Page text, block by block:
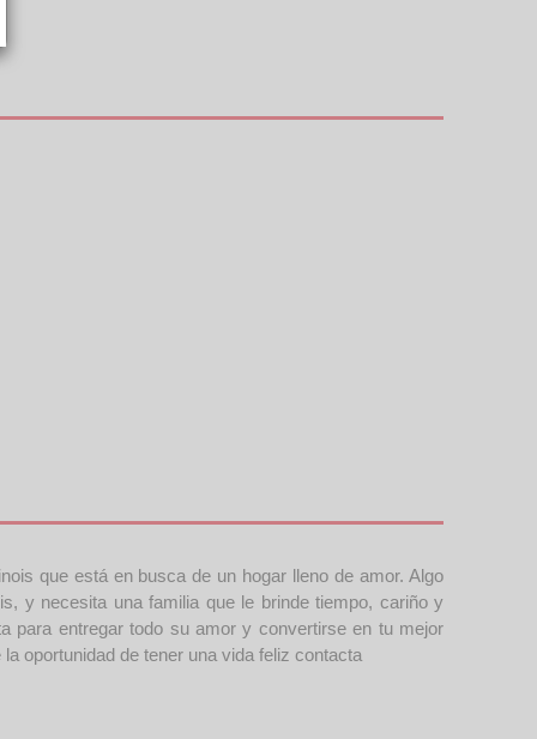
que está en busca de un hogar lleno de amor. Algo
y necesita una familia que le brinde tiempo, cariño y
para entregar todo su amor y convertirse en tu mejor
oportunidad de tener una vida feliz contacta